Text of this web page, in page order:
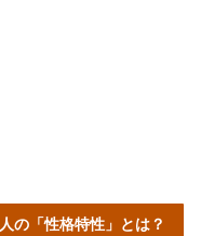
の「性格特性」とは？